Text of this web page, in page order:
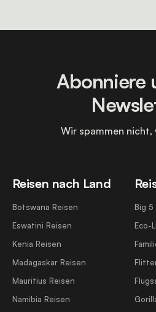
Reisen nach Land
Botswana Reisen
Eswatini Reisen
Kenia Reisen
Madagaskar Reisen
Mauritius Reisen
Namibia Reisen
Big 5
Eco-
Abonniere
Wir spammen nicht,